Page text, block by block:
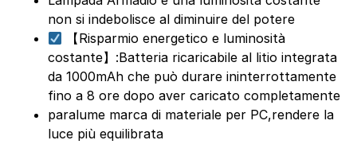
non si indebolisce al diminuire del potere
【Risparmio energetico e luminosità
costante】:Batteria ricaricabile al litio integrata
da 1000mAh che può durare ininterrottamente
fino a 8 ore dopo aver caricato completamente
paralume marca di materiale per PC,rendere la
luce più equilibrata